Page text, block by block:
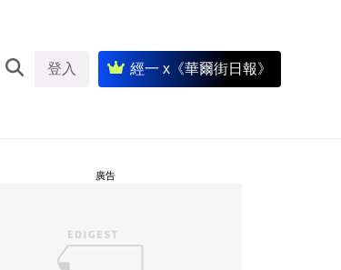
登入 經一 x《華爾街日報》
廣告